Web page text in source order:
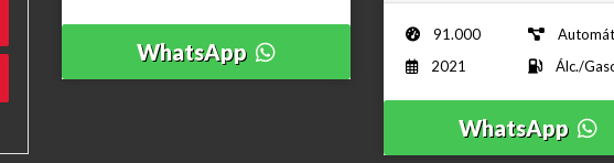
WhatsApp
91.000
2021
Álc./
WhatsApp